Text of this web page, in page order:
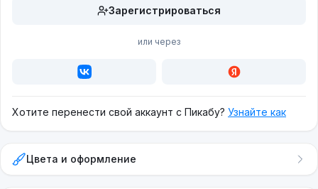
Зарегистрироваться
или через
Хотите перенести свой аккаунт с Пикабу? Узнайте как
Цвета и оформление